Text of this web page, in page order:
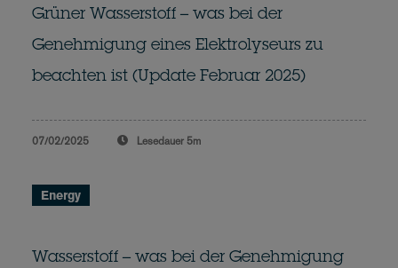
Grüner Wasserstoff – was bei der
Genehmigung eines Elektrolyseurs zu
beachten ist (Update Februar 2025)
07/02/2025 Lesedauer 5m
Energy
Wasserstoff – was bei der Genehmigung